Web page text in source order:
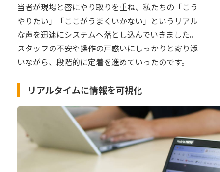
当者が現場と密にやり取りを重ね、私たちの「こう
やりたい」「ここがうまくいかない」というリアル
な声を迅速にシステムへ落とし込んでいきました。
スタッフの不安や操作の戸惑いにしっかりと寄り添
いながら、段階的に定着を進めていったのです。
リアルタイムに情報を可視化